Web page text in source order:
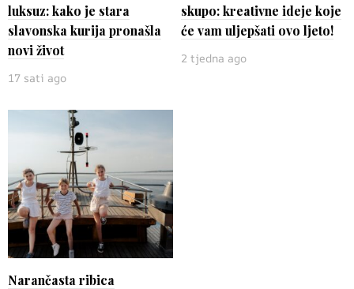
luksuz: kako je stara
slavonska kurija pronašla
novi život
17 sati ago
skupo: kreativne ideje koje
će vam uljepšati ovo ljeto!
2 tjedna ago
Narančasta ribica